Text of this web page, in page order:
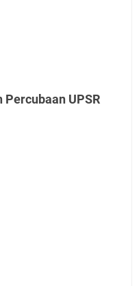
UPSR